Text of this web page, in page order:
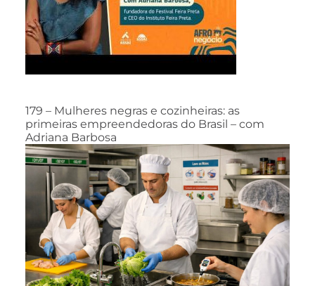
179 – Mulheres negras e cozinheiras: as
primeiras empreendedoras do Brasil – com
Adriana Barbosa